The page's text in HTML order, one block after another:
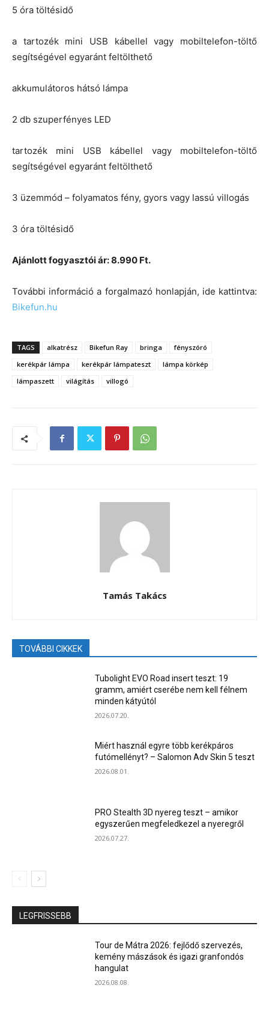
5 óra töltésidő
a tartozék mini USB kábellel vagy mobiltelefon-töltő
segítségével egyaránt feltölthető
akkumulátoros hátsó lámpa
2 db szuperfényes LED
tartozék mini USB kábellel vagy mobiltelefon-töltő
segítségével egyaránt feltölthető
3 üzemmód – folyamatos fény, gyors vagy lassú villogás
3 óra töltésidő
Ajánlott fogyasztói ár: 8.990 Ft.
További információ a forgalmazó honlapján, ide kattintva:
Bikefun.hu
TAGS alkatrész Bikefun Ray bringa
fényszóró
kerékpár lámpa
kerékpár lámpateszt
lámpa körkép
lámpaszett
világítás villogó
Tamás Takács
TOVÁBBI CIKKEK
Tubolight EVO Road insert teszt: 19
gramm, amiért cserébe nem kell félnem
minden kátyútól
2026.07.20.
Miért használ egyre több kerékpáros
futómellényt? – Salomon Adv Skin 5 teszt
2026.08.01.
PRO Stealth 3D nyereg teszt – amikor
egyszerűen megfeledkezel a nyeregről
2026.07.27.
LEGFRISSEBB
Tour de Mátra 2026: fejlődő szervezés,
kemény mászások és igazi granfondós
hangulat
2026.08.08.